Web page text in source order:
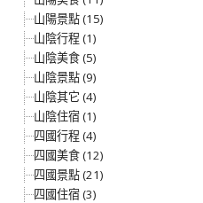
山陽景點 (15)
山陰行程 (1)
山陰美食 (5)
山陰景點 (9)
山陰其它 (4)
山陰住宿 (1)
四國行程 (4)
四國美食 (12)
四國景點 (21)
四國住宿 (3)